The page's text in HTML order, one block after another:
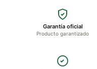
Garantía oficial
Producto garantizado